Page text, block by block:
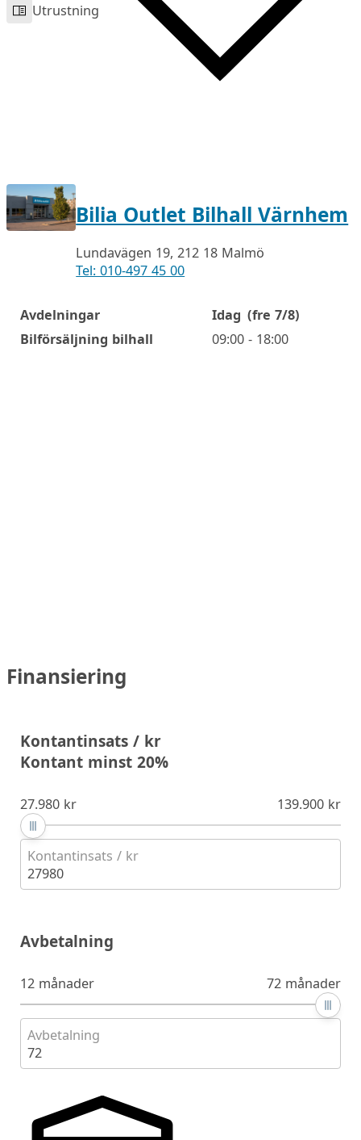
Utrustning
Bilia Outlet Bilhall Värnhem
Lundavägen 19, 212 18 Malmö
Tel: 010-497 45 00
Öppettider
Avdelningar Idag (fre 7/8)
Bilförsäljning bilhall
09:00 - 18:00
Finansiering
Kontantinsats / kr
Kontant minst 20%
27.980 kr 139.900 kr
Kontantinsats / kr
27980
Avbetalning
12 månader 72 månader
Avbetalning
72